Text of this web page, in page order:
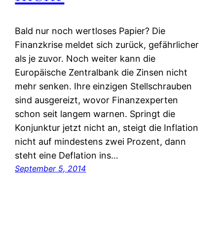
Bald nur noch wertloses Papier? Die
Finanzkrise meldet sich zurück, gefährlicher
als je zuvor. Noch weiter kann die
Europäische Zentralbank die Zinsen nicht
mehr senken. Ihre einzigen Stellschrauben
sind ausgereizt, wovor Finanzexperten
schon seit langem warnen. Springt die
Konjunktur jetzt nicht an, steigt die Inflation
nicht auf mindestens zwei Prozent, dann
steht eine Deflation ins…
September 5, 2014